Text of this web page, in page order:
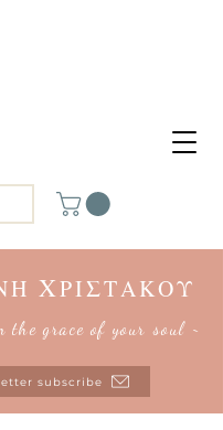
ΧΡΙΣΤΑΚΟΥ
grace of your soul ~
subscribe